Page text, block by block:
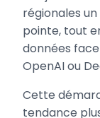
régionales
pointe, tout
données
OpenAI ou
Cette
tendance